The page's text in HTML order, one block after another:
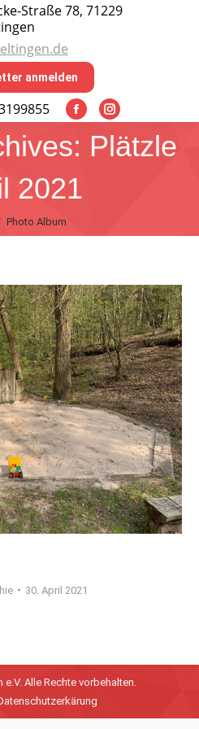
Straße 78, 71229
anmelden
Facebook
page
opens
in
new
Instagram
page
opens
Plätzle
2021
sich hier:
Photo Album
30. April 2021
Alle Rechte vorbehalten.